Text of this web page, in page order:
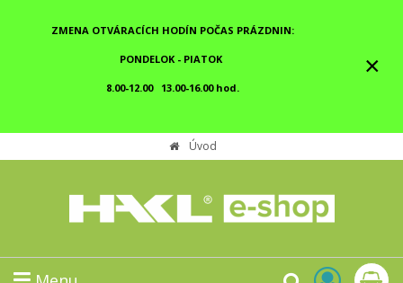
ZMENA OTVÁRACÍCH HODÍN POČAS PRÁZDNIN:
PONDELOK - PIATOK
8.00-12.00 13.00-16.00 hod.
×
Úvod